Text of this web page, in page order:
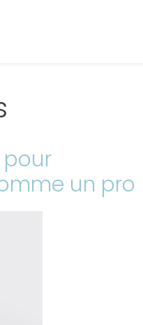
pour
un pro